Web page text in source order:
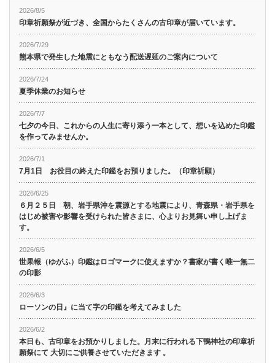
2026/8/5
印章祈願祭が近づき、全国からたくさんの古印章が届いています。
2026/7/29
熊本県で発生した地震にともなう配送遅延のご案内について
2026/7/24
夏季休業のお知らせ
2026/7/7
七夕の今日、これからの人生に寄り添う一本として、想いを込めた印鑑
を作ってみませんか。
2026/7/1
7月1日 お役目の終えた印鑑をお預りました。（印章祈願）
2026/6/25
６月２５日 朝、岩手県沖を震源とする地震により、青森県・岩手県を
はじめ被害や影響を受けられた皆さまに、心よりお見舞い申し上げま
す。
2026/6/5
世果報（ゆがふ）印鑑はロゴマークに使えますか？書家が書く唯一無二
の印影
2026/6/3
ローソンの日』に当て字の印鑑を考えてみました
2026/6/2
本日も、古印章をお預かりしました。月末に行われる下鴨神社の印章祈
願祭にて 大切にご供養させていただきます 。